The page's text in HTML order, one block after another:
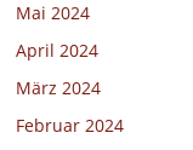
Mai 2024
April 2024
März 2024
Februar 2024